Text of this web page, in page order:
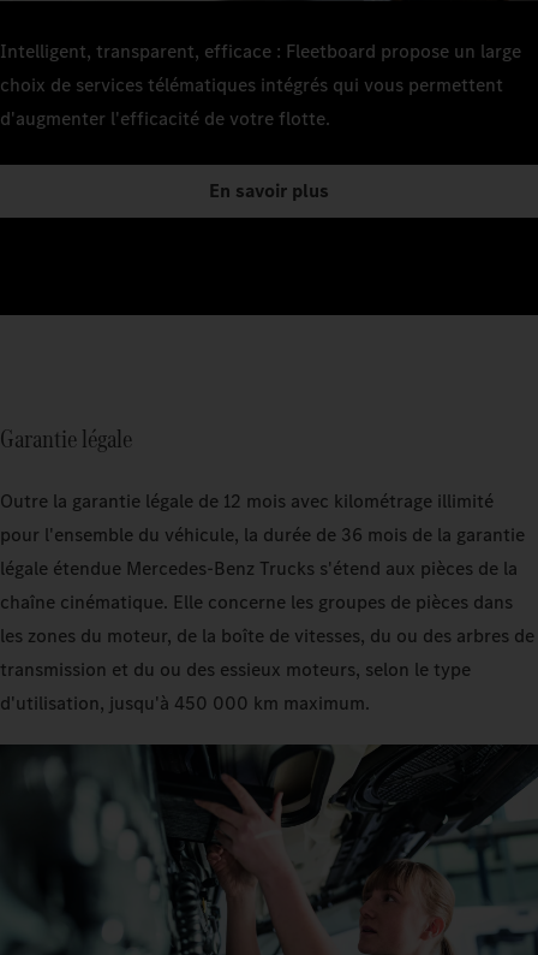
Intelligent, transparent, efficace : Fleetboard propose un large
choix de services télématiques intégrés qui vous permettent
d'augmenter l'efficacité de votre flotte.
En savoir plus
Garantie légale
Outre la garantie légale de 12 mois avec kilométrage illimité
pour l'ensemble du véhicule, la durée de 36 mois de la garantie
légale étendue Mercedes‑Benz Trucks s'étend aux pièces de la
chaîne cinématique. Elle concerne les groupes de pièces dans
les zones du moteur, de la boîte de vitesses, du ou des arbres de
transmission et du ou des essieux moteurs, selon le type
d'utilisation, jusqu'à 450 000 km maximum.